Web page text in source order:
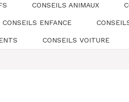
CONSEILS ANIMAUX
CONSEILS ENFANCE
CONSEILS VOITUREHierarchic